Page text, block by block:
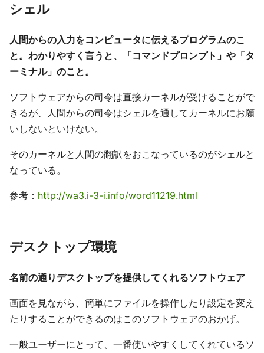
シェル
人間からの入力をコンピュータに伝えるプログラムのこ
と。わかりやすく言うと、「コマンドプロンプト」や「タ
ーミナル」のこと。
ソフトウェアからの司令は直接カーネルが受けることがで
きるが、人間からの司令はシェルを通してカーネルにお願
いしないといけない。
そのカーネルと人間の翻訳をおこなっているのがシェルと
なっている。
参考： http://wa3.i-3-i.info/word11219.html
デスクトップ環境
名前の通りデスクトップを提供してくれるソフトウェア
画面を見ながら、簡単にファイルを操作したり設定を変え
たりすることができるのはこのソフトウェアのおかげ。
一般ユーザーにとって、一番使いやすくしてくれているソ